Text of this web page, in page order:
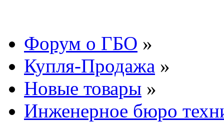
Форум о ГБО »
Купля-Продажа »
Новые товары »
Инженерное бюро